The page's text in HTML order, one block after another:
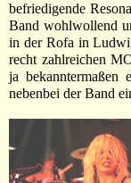
befriedigende
Band wohlwollend
in der Rofa in
recht zahlreichen
ja
nebenbei der Band